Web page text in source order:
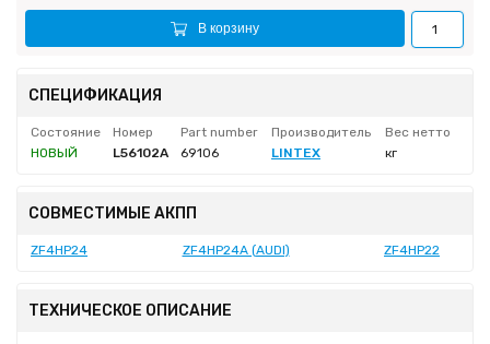
В корзину
СПЕЦИФИКАЦИЯ
Состояние Номер Part number Производитель
Вес нетто
НОВЫЙ
L56102A 69106 LINTEX кг
СОВМЕСТИМЫЕ АКПП
ZF4HP24 ZF4HP24A (AUDI) ZF4HP22
ТЕХНИЧЕСКОЕ ОПИСАНИЕ